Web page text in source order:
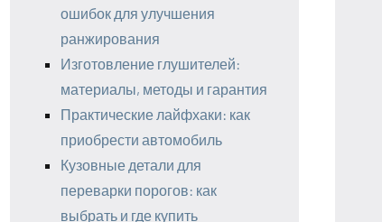
ошибок для улучшения
ранжирования
Изготовление глушителей:
материалы, методы и гарантия
Практические лайфхаки: как
приобрести автомобиль
Кузовные детали для
переварки порогов: как
выбрать и где купить